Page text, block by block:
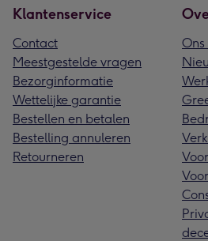
Klantenservice
Contact
Meestgestelde vragen
Bezorginformatie
Wettelijke garantie
Bestellen en betalen
Bestelling annuleren
Retourneren